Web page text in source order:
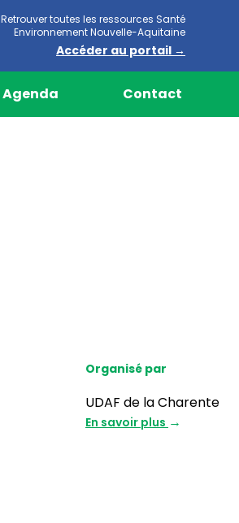
Retrouver toutes les ressources Santé
Environnement Nouvelle-Aquitaine
Accéder au portail →
Agenda Contact
Organisé par
UDAF de la Charente
En savoir plus